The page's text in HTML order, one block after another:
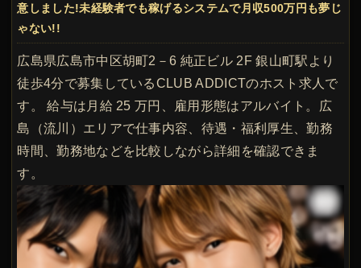
意しました!未経験者でも稼げるシステムで月収500万円も夢じ
ゃない!!
広島県広島市中区胡町2－6 純正ビル 2F 銀山町駅より
徒歩4分で募集しているCLUB ADDICTのホスト求人で
す。 給与は月給 25 万円、雇用形態はアルバイト。広
島（流川）エリアで仕事内容、待遇・福利厚生、勤務
時間、勤務地などを比較しながら詳細を確認できま
す。